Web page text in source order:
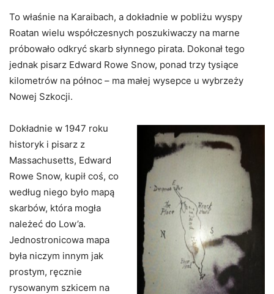
To właśnie na Karaibach, a dokładnie w pobliżu wyspy
Roatan wielu współczesnych poszukiwaczy na marne
próbowało odkryć skarb słynnego pirata. Dokonał tego
jednak pisarz Edward Rowe Snow, ponad trzy tysiące
kilometrów na północ – ma małej wysepce u wybrzeży
Nowej Szkocji.
Dokładnie w 1947 roku
historyk i pisarz z
Massachusetts, Edward
Rowe Snow, kupił coś, co
według niego było mapą
skarbów, która mogła
należeć do Low’a.
Jednostronicowa mapa
była niczym innym jak
prostym, ręcznie
rysowanym szkicem na